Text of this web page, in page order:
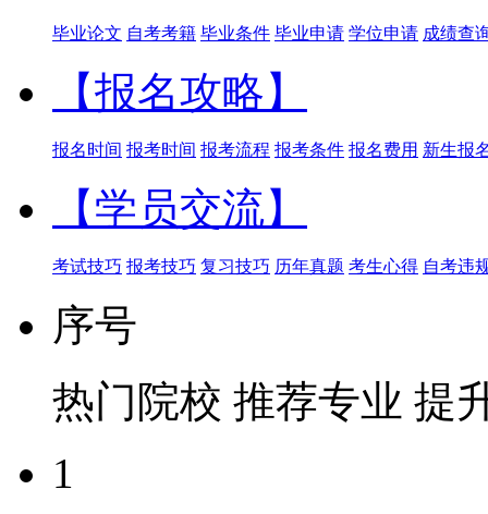
毕业论文 自考考籍 毕业条件 毕业申请 学位申请 成绩查
【报名攻略】
报名时间 报考时间 报考流程 报考条件 报名费用 新生报
【学员交流】
考试技巧 报考技巧 复习技巧 历年真题 考生心得 自考违
序号
热门院校 推荐专业 提
1